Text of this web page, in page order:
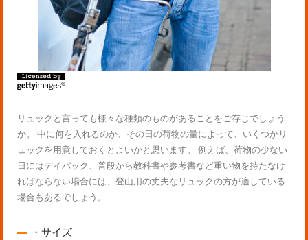
リュックと言っても様々な種類のものがあることをご存じでしょう
か。 中に何を入れるのか、その日の荷物の量によって、いくつかリ
ュックを用意しておくとよいかと思います。 例えば、荷物の少ない
日にはデイパック、普段から教科書や参考書など重い物を持たなけ
ればならない場合には、登山用の丈夫なリュックの方が適している
場合もあるでしょう。
・サイズ